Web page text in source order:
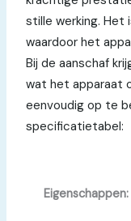
stille werking. Het
waardoor het
Bij de aanschaf
wat het apparaat
eenvoudig op te
specificatietabel:
Eigenschappen: